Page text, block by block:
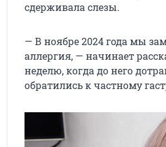
сдерживала слезы.
— В ноябре 2024 года мы
аллергия, — начинает
неделю, когда до него
обратились к частному